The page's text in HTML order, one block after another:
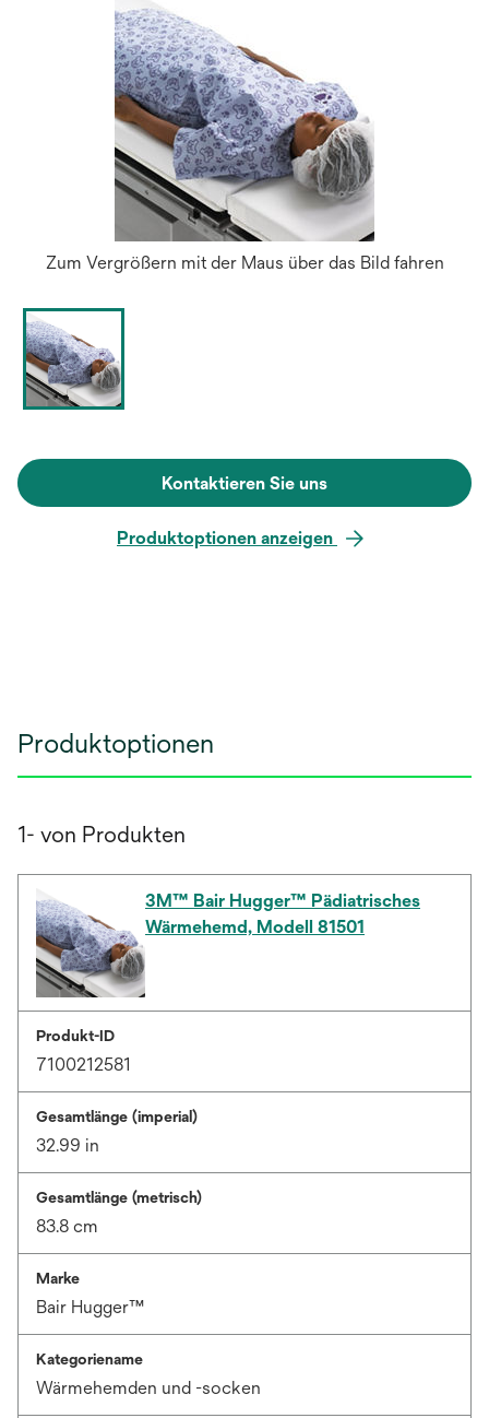
Zum Vergrößern mit der Maus über das Bild fahren
Kontaktieren Sie uns
Produktoptionen anzeigen
Produktoptionen
1- von Produkten
3M™ Bair Hugger™ Pädiatrisches
Wärmehemd, Modell 81501
Produkt-ID
7100212581
Gesamtlänge (imperial)
32.99 in
Gesamtlänge (metrisch)
83.8 cm
Marke
Bair Hugger™
Kategoriename
Wärmehemden und -socken